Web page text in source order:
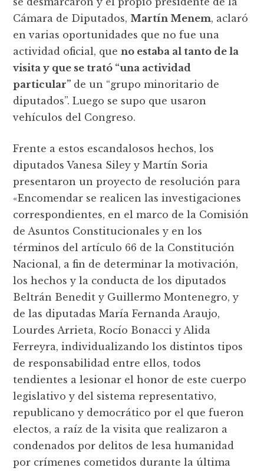
Cámara de Diputados, Martín Menem, aclaró
en varias oportunidades que no fue una
actividad oficial, queno estaba al tanto de la
visita y que se trató “una actividad
particular” de un “grupo minoritario de
diputados”. Luego se supo que usaron
vehículos del Congreso.
Frente a estos escandalosos hechos, los
diputados Vanesa Siley y Martín Soria
presentaron un proyecto de resolución para
«Encomendar se realicen las investigaciones
correspondientes, en el marco de la Comisión
de Asuntos Constitucionales y en los
términos del artículo 66 de la Constitución
Nacional, a fin de determinar la motivación,
los hechos y la conducta de los diputados
Beltrán Benedit y Guillermo Montenegro, y
de las diputadas María Fernanda Araujo,
Lourdes Arrieta, Rocío Bonacci y Alida
Ferreyra, individualizando los distintos tipos
de responsabilidad entre ellos, todos
tendientes a lesionar el honor de este cuerpo
legislativo y del sistema representativo,
republicano y democrático por el que fueron
electos, a raíz de la visita que realizaron a
condenados por delitos de lesa humanidad
por crímenes cometidos durante la última